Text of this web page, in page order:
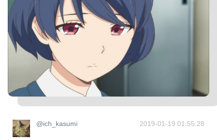
@ich_kasumi 2019-01-19 01:55:28